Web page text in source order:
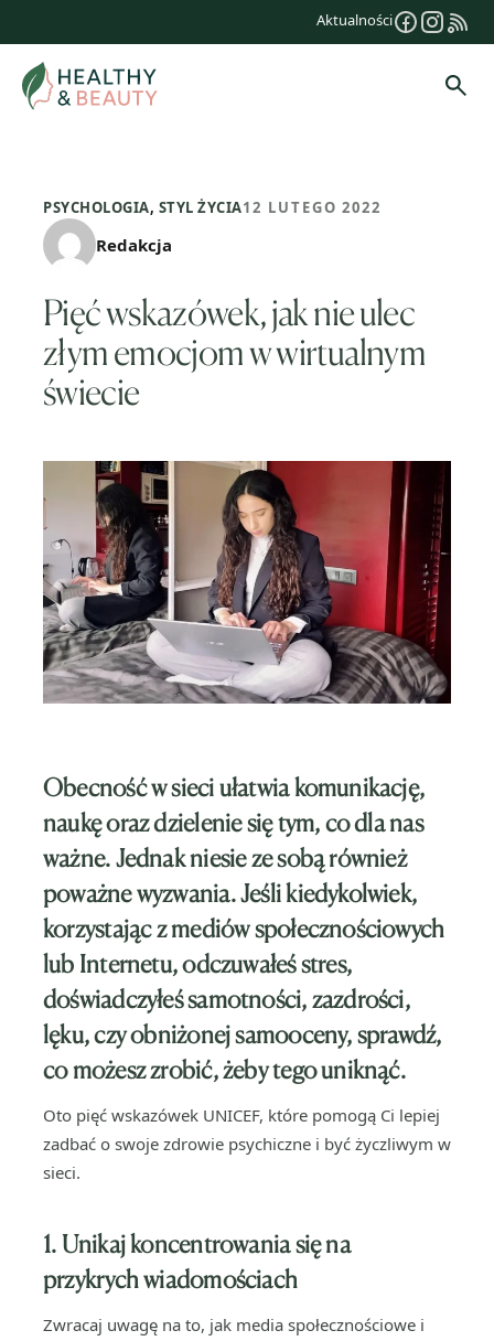
treści
Aktualności
PSYCHOLOGIA, STYL ŻYCIA12 LUTEGO 2022
Redakcja
Pięć wskazówek, jak nie ulec
złym emocjom w wirtualnym
świecie
Obecność w sieci ułatwia komunikację,
naukę oraz dzielenie się tym, co dla nas
ważne. Jednak niesie ze sobą również
poważne wyzwania. Jeśli kiedykolwiek,
korzystając z mediów społecznościowych
lub Internetu, odczuwałeś stres,
doświadczyłeś samotności, zazdrości,
lęku, czy obniżonej samooceny, sprawdź,
co możesz zrobić, żeby tego uniknąć.
Oto pięć wskazówek UNICEF, które pomogą Ci lepiej
zadbać o swoje zdrowie psychiczne i być życzliwym w
sieci.
1. Unikaj koncentrowania się na
przykrych wiadomościach
Zwracaj uwagę na to, jak media społecznościowe i